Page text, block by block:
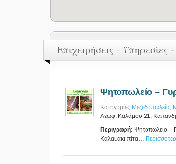
Επιχειρήσεις - Υπηρεσίες
Ψητοπωλείο –
Κατηγορίες Μεζεδοπωλεία,
Λεωφ. Καλάμου 21,
Περιγραφή: Ψητοπωλείο –
Καλαμάκι πίτα…